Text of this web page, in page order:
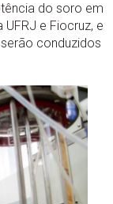
do soro em
e Fiocruz, e
conduzidos